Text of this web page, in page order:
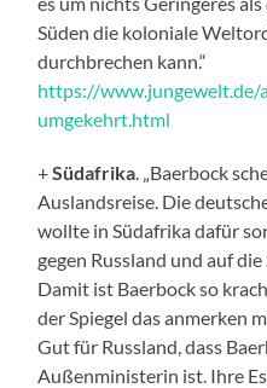
Süden die koloniale
durchbrechen kann.“
https://
umgekehrt.html
+Südafrika . „Baerbock
Auslandsreise. Die
wollte in Südafrika dafür
gegen Russland und auf
Damit ist Baerbock so
der Spiegel das anmerken
Gut für Russland, dass
Außenministerin ist. Ihre